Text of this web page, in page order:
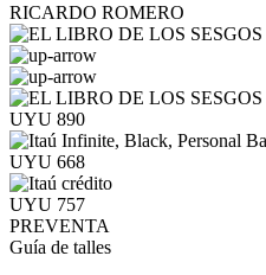
RICARDO ROMERO
UYU 890
UYU 668
UYU 757
PREVENTA
Guía de talles